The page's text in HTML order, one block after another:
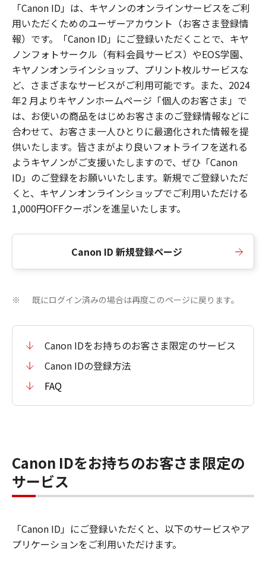
「Canon ID」は、キヤノンのオンラインサービスをご利
用いただくためのユーザーアカウント（お客さま登録情
報）です。「Canon ID」にご登録いただくことで、キヤ
ノンフォトサークル（有料会員サービス）やEOS学園、
キヤノンオンラインショップ、プリント枚ルサービスな
ど、さまざまなサービスがご利用可能です。また、2024
年2 月よりキヤノンホームページ「個人のお客さま」で
は、お使いの商品をはじめお客さまのご登録情報などに
合わせて、お客さま一人ひとりに最適化された情報を提
供いたします。皆さまがより良いフォトライフを送れる
ようキヤノンがご支援いたしますので、ぜひ「Canon
ID」のご登録をお願いいたします。新規でご登録いただ
くと、キヤノンオンラインショップでご利用いただける
1,000円OFFクーポンを進呈いたします。
Canon ID 新規登録ページ
※ 既にログイン済みの場合は再度このページに戻ります。
Canon IDをお持ちのお客さま限定のサービス
Canon IDの登録方法
FAQ
Canon IDをお持ちのお客さま限定の
サービス
「Canon ID」にご登録いただくと、以下のサービスやア
プリケーションをご利用いただけます。